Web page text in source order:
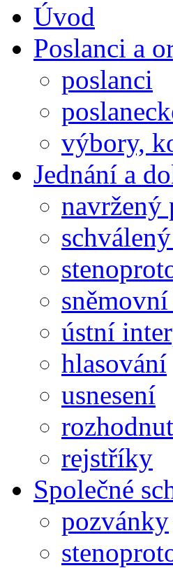
Úvod
Poslanci a
poslanci
výbory,
Jednání a
navržený
ústní
hlasování
usnesení
rejstříky
Společné
pozvánky